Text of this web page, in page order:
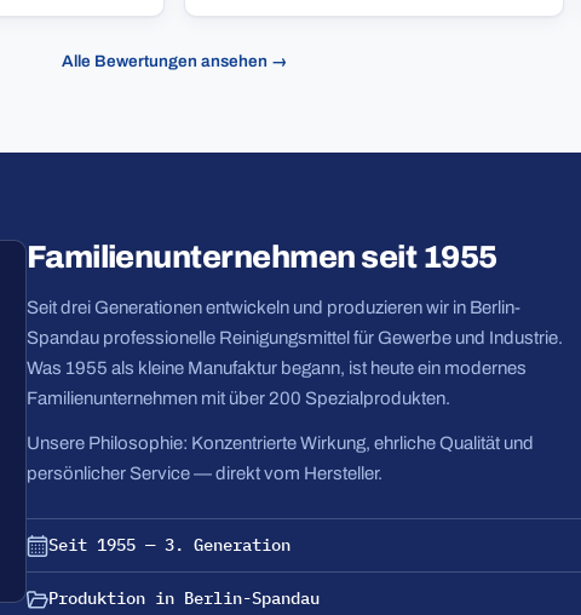
Alle Bewertungen ansehen →
Familienunternehmen seit 1955
Seit drei Generationen entwickeln und produzieren wir in Berlin-
Spandau professionelle Reinigungsmittel für Gewerbe und Industrie.
Was 1955 als kleine Manufaktur begann, ist heute ein modernes
Familienunternehmen mit über 200 Spezialprodukten.
Unsere Philosophie: Konzentrierte Wirkung, ehrliche Qualität und
persönlicher Service — direkt vom Hersteller.
Seit 1955 — 3. Generation
Produktion in Berlin-Spandau